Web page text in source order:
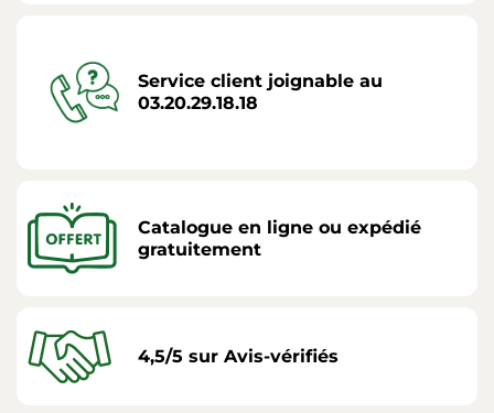
Service client joignable au
03.20.29.18.18
Catalogue en ligne ou expédié
gratuitement
4,5/5 sur Avis-vérifiés